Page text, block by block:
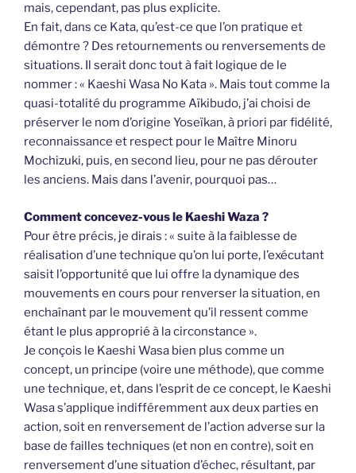
mais, cependant, pas plus explicite.
En fait, dans ce Kata, qu’est-ce que l’on pratique et
démontre ? Des retournements ou renversements de
situations. Il serait donc tout à fait logique de le
nommer : « Kaeshi Wasa No Kata ». Mais tout comme la
quasi-totalité du programme Aïkibudo, j’ai choisi de
préserver le nom d’origine Yoseïkan, à priori par fidélité,
reconnaissance et respect pour le Maître Minoru
Mochizuki, puis, en second lieu, pour ne pas dérouter
les anciens. Mais dans l’avenir, pourquoi pas…
Comment concevez-vous le Kaeshi Waza ?
Pour être précis, je dirais : « suite à la faiblesse de
réalisation d’une technique qu’on lui porte, l’exécutant
saisit l’opportunité que lui offre la dynamique des
mouvements en cours pour renverser la situation, en
enchaînant par le mouvement qu’il ressent comme
étant le plus approprié à la circonstance ».
Je conçois le Kaeshi Wasa bien plus comme un
concept, un principe (voire une méthode), que comme
une technique, et, dans l’esprit de ce concept, le Kaeshi
Wasa s’applique indifféremment aux deux parties en
action, soit en renversement de l’action adverse sur la
base de failles techniques (et non en contre), soit en
renversement d’une situation d’échec, résultant, par